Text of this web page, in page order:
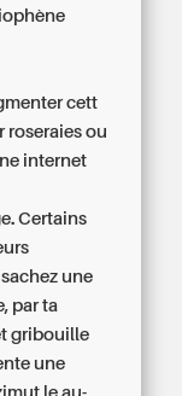
cett
roseraies ou
internet
Certains
une
par ta
gribouille
une